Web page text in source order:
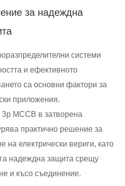
за надеждна
системи
и ефективното
са основни фактори за
приложения.
MCCB в затворена
практично решение за
на електрически вериги, като
надеждна защита срещу
и късо съединение.